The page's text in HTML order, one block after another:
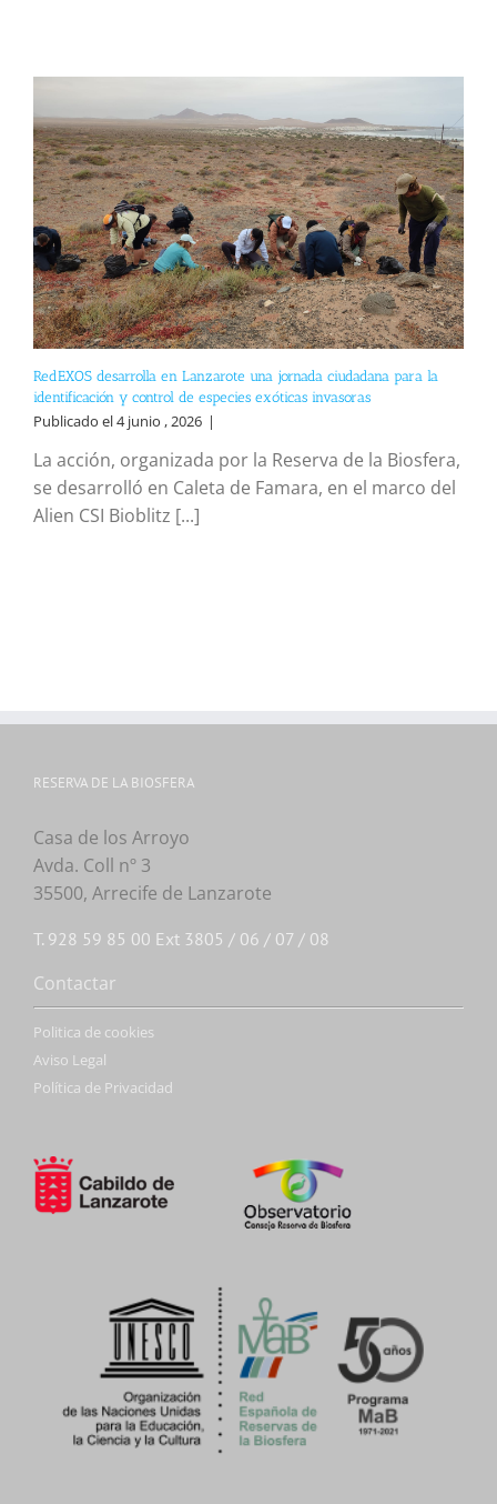
RedEXOS desarrolla en Lanzarote una jornada ciudadana para la
identificación y control de especies exóticas invasoras
Publicado el 4 junio , 2026 |
La acción, organizada por la Reserva de la Biosfera,
se desarrolló en Caleta de Famara, en el marco del
Alien CSI Bioblitz [...]
RESERVA DE LA BIOSFERA
Casa de los Arroyo
Avda. Coll nº 3
35500, Arrecife de Lanzarote
T. 928 59 85 00 Ext 3805 / 06 / 07 / 08
Contactar
Politica de cookies
Aviso Legal
Política de Privacidad